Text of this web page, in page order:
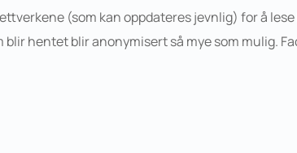
(som kan oppdateres jevnlig) for å
hentet blir anonymisert så mye som mulig.